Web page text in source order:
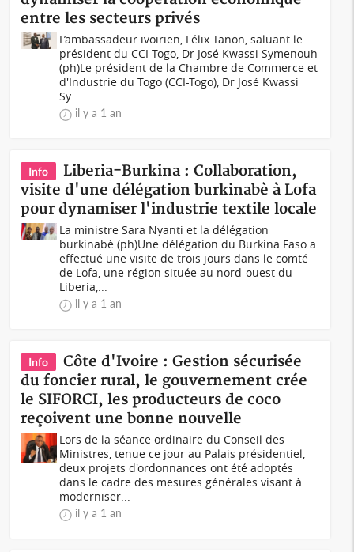
entre les secteurs privés
L’ambassadeur ivoirien, Félix Tanon, saluant le
président du CCI-Togo, Dr José Kwassi Symenouh
(ph)Le président de la Chambre de Commerce et
d'Industrie du Togo (CCI-Togo), Dr José Kwassi
Sy...
il y a 1 an
Info
Liberia-Burkina : Collaboration,
visite d'une délégation burkinabè à Lofa
pour dynamiser l'industrie textile locale
La ministre Sara Nyanti et la délégation
burkinabè (ph)Une délégation du Burkina Faso a
effectué une visite de trois jours dans le comté
de Lofa, une région située au nord-ouest du
Liberia,...
il y a 1 an
Info
Côte d'Ivoire : Gestion sécurisée
du foncier rural, le gouvernement crée
le SIFORCI, les producteurs de coco
reçoivent une bonne nouvelle
Lors de la séance ordinaire du Conseil des
Ministres, tenue ce jour au Palais présidentiel,
deux projets d'ordonnances ont été adoptés
dans le cadre des mesures générales visant à
moderniser...
il y a 1 an